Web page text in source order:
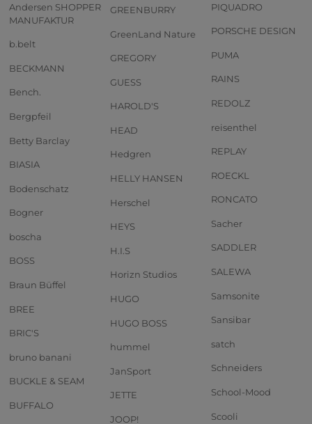
Andersen SHOPPER
MANUFAKTUR
b.belt
BECKMANN
Bench.
Bergpfeil
Betty Barclay
BIASIA
Bodenschatz
Bogner
boscha
BOSS
Braun Büffel
BREE
BRIC'S
bruno banani
BUCKLE & SEAM
BUFFALO
GREENBURRY
GreenLand Nature
GREGORY
GUESS
HAROLD'S
HEAD
Hedgren
HELLY HANSEN
Herschel
HEYS
H.I.S
Horizn Studios
HUGO
HUGO BOSS
hummel
JanSport
JETTE
JOOP!
PIQUADRO
PORSCHE DESIGN
PUMA
RAINS
REDOLZ
reisenthel
REPLAY
ROECKL
RONCATO
Sacher
SADDLER
SALEWA
Samsonite
Sansibar
satch
Schneiders
School-Mood
Scooli